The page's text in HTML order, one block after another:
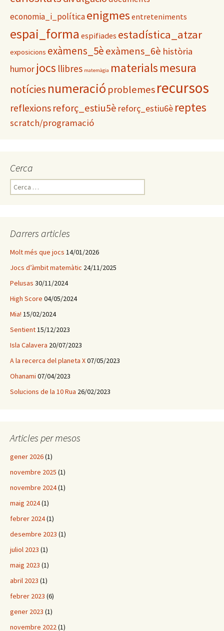
economia_i_políticaenigmes entreteniments
espai_forma espifiades estadística_atzar
exposicions exàmens_5èexàmens_6è història
humor jocs llibres matemàgia materialsmesura
notícies numeració problemesrecursos
reflexions reforç_estiu5è reforç_estiu6è reptes
scratch/programació
Cerca
e
:Darrers articles
Molt més que jocs 14/01/2026
Jocs d’àmbit matemàtic 24/11/2025
Pelusas 30/11/2024
High Score 04/05/2024
Mia! 15/02/2024
Sentient15/12/2023
Isla Calavera 20/07/2023
A la recerca del planeta X07/05/2023
Ohanami 07/04/2023
Solucions de la 10 Rua 26/02/2023
Articles per mesos
gener 2026(1)
novembre 2025 (1)
novembre 2024(1)
maig 2024(1)
febrer 2024(1)
desembre 2023 (1)
juliol 2023 (1)
maig 2023 (1)
abril 2023 (1)
febrer 2023 (6)
gener 2023 (1)
novembre 2022(1)